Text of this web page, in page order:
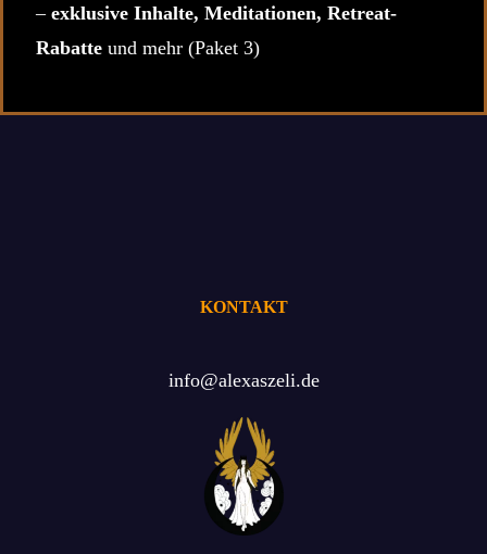
– exklusive Inhalte, Meditationen, Retreat-
Rabatte und mehr (Paket 3)
KONTAKT
info@alexaszeli.de